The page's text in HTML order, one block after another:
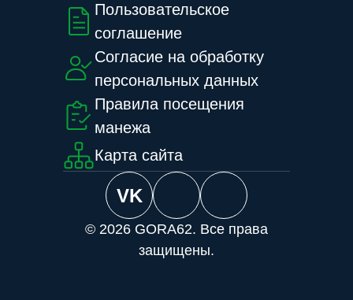
Пользовательское
соглашение
Согласие на обработку
персональных данных
Правила посещения
манежа
Карта сайта
VK
© 2026 GORA62. Все права
защищены.